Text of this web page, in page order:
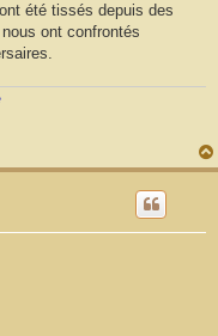
été tissés depuis des
ont confrontés